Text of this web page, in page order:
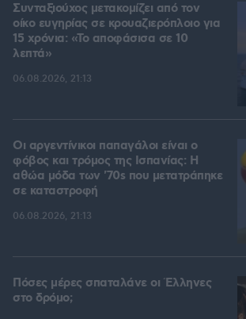
Συνταξιούχος μετακομίζει από τον
οίκο ευγηρίας σε κρουαζιερόπλοιο για
15 χρόνια: «Το αποφάσισα σε 10
λεπτά»
06.08.2026, 21:13
Οι αργεντίνικοι παπαγάλοι είναι ο
φόβος και τρόμος της Ισπανίας: Η
αθώα μόδα των '70s που μετατράπηκε
σε καταστροφή
06.08.2026, 21:13
Πόσες μέρες σπαταλάνε οι Έλληνες
στο δρόμο;